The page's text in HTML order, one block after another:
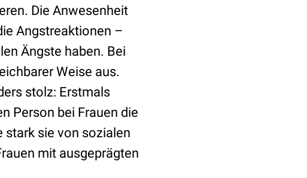
Die Anwesenheit
Angstreaktionen –
Ängste haben. Bei
Weise aus.
stolz: Erstmals
Person bei Frauen die
stark sie von sozialen
mit ausgeprägten